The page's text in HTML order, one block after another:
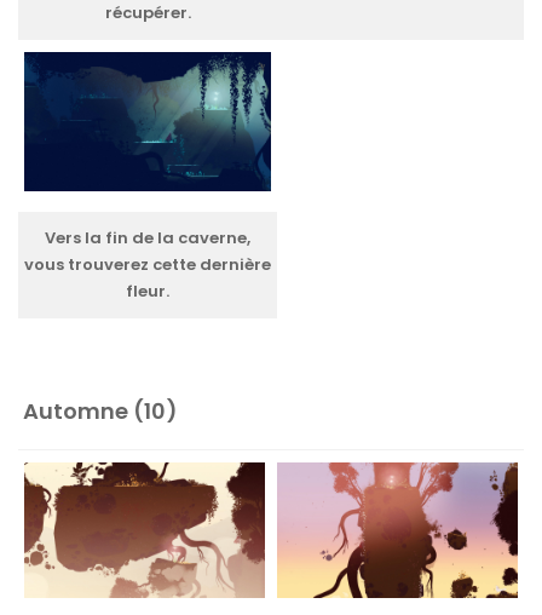
récupérer.
Vers la fin de la caverne,
vous trouverez cette dernière
fleur.
Automne (10)